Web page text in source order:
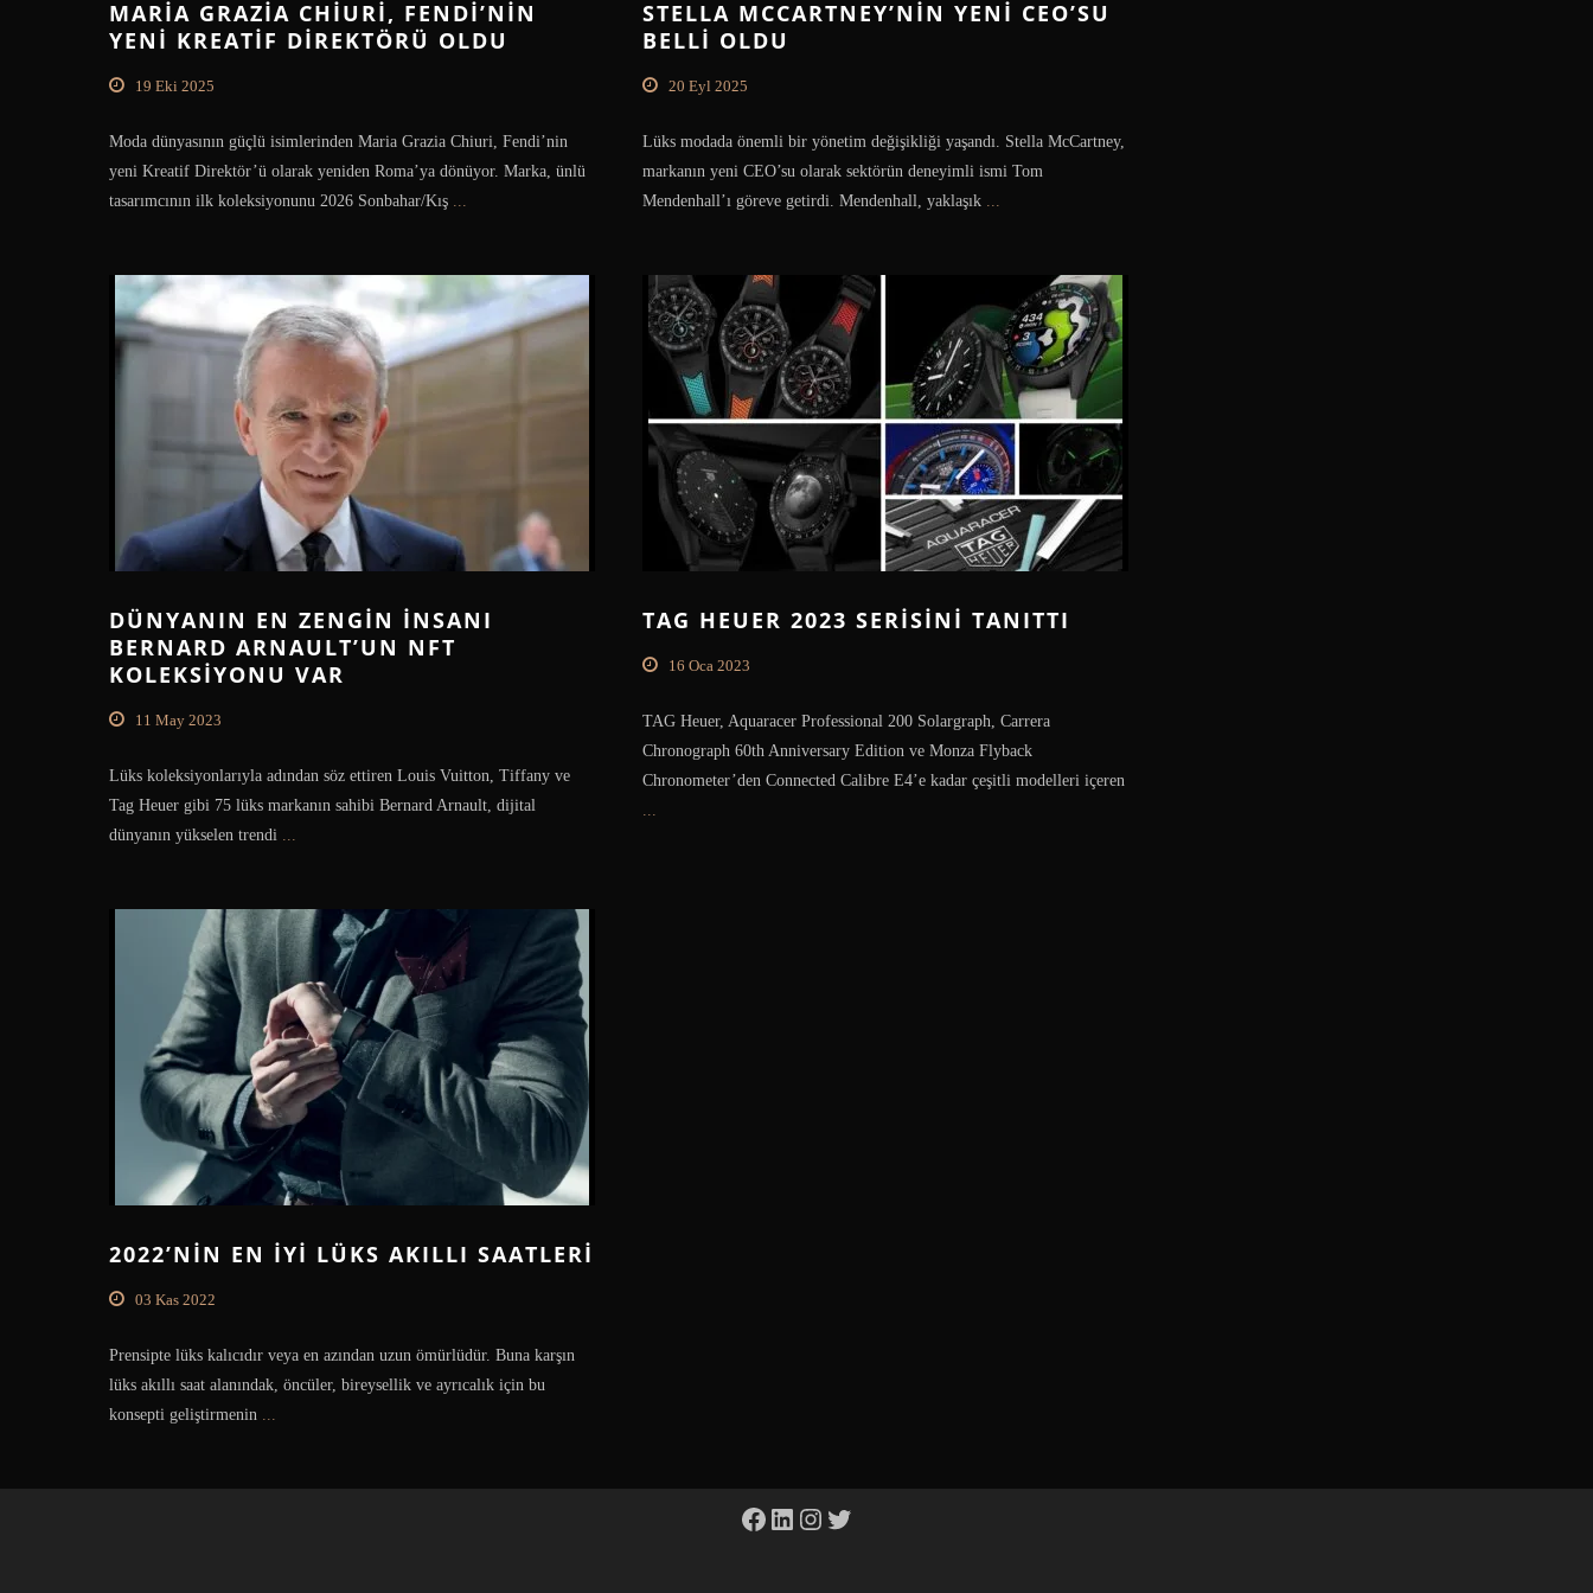
MARIA GRAZIA CHIURI, FENDI’NIN
YENI KREATIF DIREKTÖRÜ OLDU
19 Eki 2025
Moda dünyasının güçlü isimlerinden Maria Grazia Chiuri, Fendi’nin
yeni Kreatif Direktör’ü olarak yeniden Roma’ya dönüyor. Marka, ünlü
tasarımcının ilk koleksiyonunu 2026 Sonbahar/Kış ...
STELLA MCCARTNEY’NIN YENI CEO’SU
BELLI OLDU
20 Eyl 2025
Lüks modada önemli bir yönetim değişikliği yaşandı. Stella McCartney,
markanın yeni CEO’su olarak sektörün deneyimli ismi Tom
Mendenhall’ı göreve getirdi. Mendenhall, yaklaşık ...
DÜNYANIN EN ZENGIN İNSANI
BERNARD ARNAULT’UN NFT
KOLEKSIYONU VAR
11 May 2023
Lüks koleksiyonlarıyla adından söz ettiren Louis Vuitton, Tiffany ve
Tag Heuer gibi 75 lüks markanın sahibi Bernard Arnault, dijital
dünyanın yükselen trendi ...
TAG HEUER 2023 SERISINI TANITTI
16 Oca 2023
TAG Heuer, Aquaracer Professional 200 Solargraph, Carrera
Chronograph 60th Anniversary Edition ve Monza Flyback
Chronometer’den Connected Calibre E4’e kadar çeşitli modelleri içeren
...
2022’NIN EN IYI LÜKS AKILLI SAATLERI
03 Kas 2022
Prensipte lüks kalıcıdır veya en azından uzun ömürlüdür. Buna karşın
lüks akıllı saat alanındak, öncüler, bireysellik ve ayrıcalık için bu
konsepti geliştirmenin ...
Facebook
LinkedIn
Instagram
Twitter